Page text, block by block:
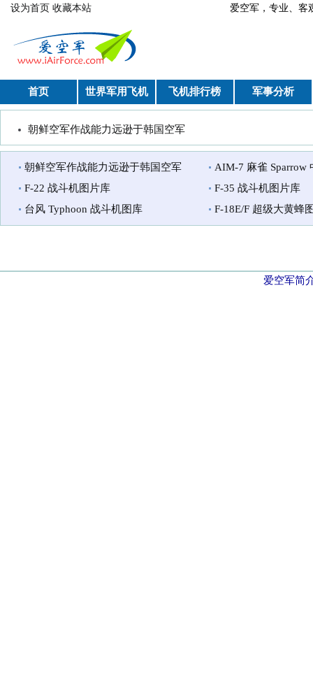
跳转到主要内容
设为首页 收藏本站 爱空军，专业、
首页 世界军用飞机 飞机排行榜 军事分析
你在这里
朝鲜空军作战能力远逊于韩国空军
朝鲜空军作战能力远逊于韩国空军
AIM-7 麻雀 Sparrow
F-22 战斗机图片库
F-35 战斗机图片库
台风 Typhoon 战斗机图库
F-18E/F 超级大黄蜂
爱空军简